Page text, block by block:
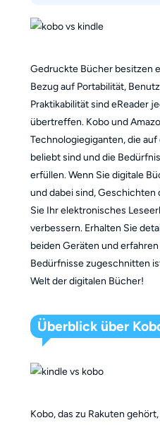
Reader lesen?
Gedruckte Bücher besitzen
Bezug auf Portabilität,
Praktikabilität sind eReader
übertreffen. Kobo und
Technologiegiganten, die
beliebt sind und die
erfüllen. Wenn Sie digitale
und dabei sind, Geschichten
Sie Ihr elektronisches
verbessern. Erhalten Sie
beiden Geräten und
Bedürfnisse zugeschnitten
Welt der digitalen Bücher!
Überblick über
Kobo, das zu Rakuten